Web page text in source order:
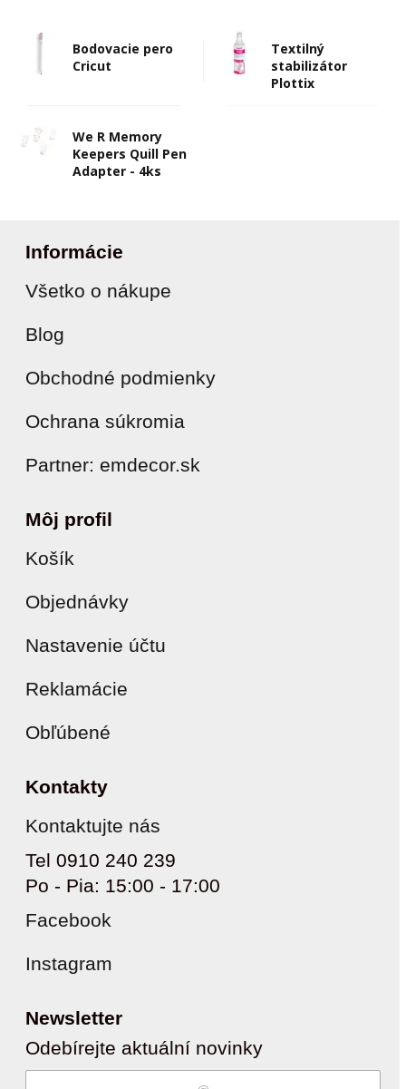
Bodovacie pero
Cricut
Textilný
stabilizátor
Plottix
We R Memory
Keepers Quill Pen
Adapter - 4ks
Informácie
Všetko o nákupe
Blog
Obchodné podmienky
Ochrana súkromia
Partner: emdecor.sk
Môj profil
Košík
Objednávky
Nastavenie účtu
Reklamácie
Obľúbené
Kontakty
Kontaktujte nás
Tel 0910 240 239
Po - Pia: 15:00 - 17:00
Facebook
Instagram
Newsletter
Odebírejte aktuální novinky